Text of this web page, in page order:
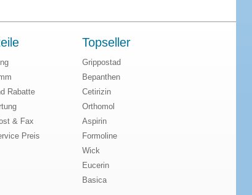
Rabatte
& Fax
Preis
Topseller
Grippostad
Bepanthen
Cetirizin
Orthomol
Aspirin
Formoline
Wick
Eucerin
Basica